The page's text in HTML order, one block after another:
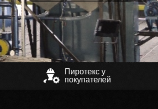
и ПЭТ-
Пиротекс у
покупателей